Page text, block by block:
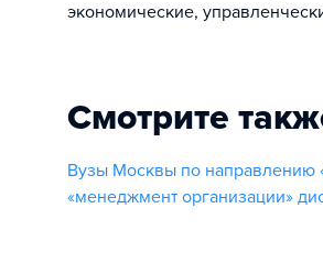
экономические,
Смотрите
Вузы Москвы по направлению
«менеджмент организации»